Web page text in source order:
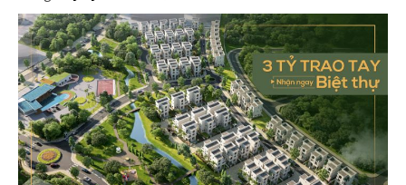
Search
Search
5/5(2 Reviews)
Phiên bản cập nhật V3
& tìm kiếm nhanh chóng hơn
Trang chủ